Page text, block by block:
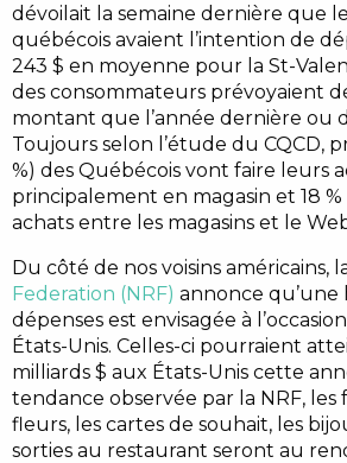
dévoilait la semaine dernière que
québécois avaient l’intention de
243 $ en moyenne pour la St-
des consommateurs prévoyaient
montant que l’année dernière ou
Toujours selon l’étude du CQCD,
%) des Québécois vont faire leurs
principalement en magasin et 18
achats entre les magasins et le
Du côté de nos voisins américains,
Federation (NRF) annonce qu’une
dépenses est envisagée à
États-Unis. Celles-ci pourraient
milliards $ aux États-Unis cette
tendance observée par la NRF, les
fleurs, les cartes de souhait, les
sorties au restaurant seront au